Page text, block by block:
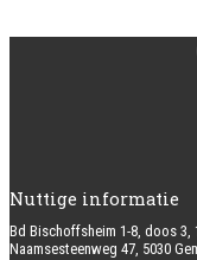
Nuttige informatie
Bd Bischoffsheim 1-8, doos
Naamsesteenweg 47, 5030